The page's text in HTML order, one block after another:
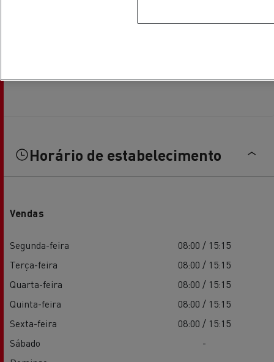
Horário de estabelecimento
Vendas
Segunda-feira
08:00 / 15:15
Terça-feira
08:00 / 15:15
Quarta-feira
08:00 / 15:15
Quinta-feira
08:00 / 15:15
Sexta-feira
08:00 / 15:15
Sábado
-